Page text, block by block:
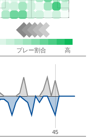
プレー割合 高
45